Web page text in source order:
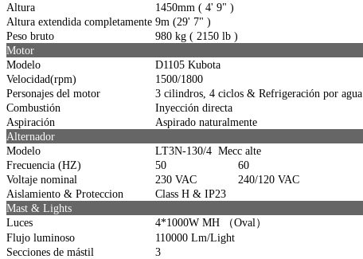
Altura
1450mm ( 4' 9" )
Altura extendida completamente 9m (29' 7" )
Peso bruto
980 kg ( 2150 lb )
Motor
Modelo
D1105 Kubota
Velocidad(rpm)
1500/1800
Personajes del motor
3 cilindros, 4 ciclos & Refrigeración por agua
Combustión
Inyección directa
Aspiración
Aspirado naturalmente
Alternador
Modelo
LT3N-130/4 Mecc alte
Frecuencia (HZ)
50 60
Voltaje nominal
230 VAC 240/120 VAC
Aislamiento & Proteccion
Class H & IP23
Mast & Lights
Luces
4*1000W MH （Oval）
Flujo luminoso
110000 Lm/Light
Secciones de mástil
3